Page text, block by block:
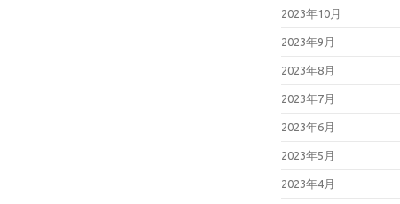
2023年10月
2023年9月
2023年8月
2023年7月
2023年6月
2023年5月
2023年4月